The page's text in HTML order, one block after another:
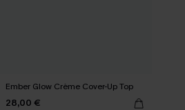
Ember Glow Crème Cover-Up Top
28,00 €